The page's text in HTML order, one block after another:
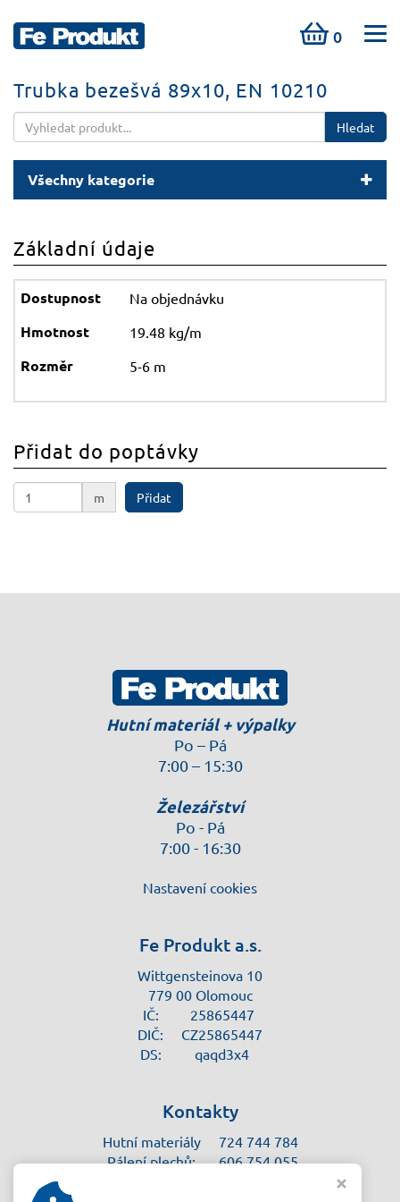
0
Trubka bezešvá 89x10, EN 10210
Hledat
Všechny kategorie
Základní údaje
Na objednávku
19.48 kg/m
5-6 m
Přidat do poptávky
m Přidat
Hutní materiál + výpalky
Po – Pá
7:00 – 15:30
Železářství
Po - Pá
7:00 - 16:30
Nastavení cookies
Fe Produkt a.s.
Wittgensteinova 10
779 00 Olomouc
IČ:
DIČ:
DS:
25865447
CZ25865447
qaqd3x4
Kontakty
Hutní materiály
Pálení plechů:
724 744 784
606 754 055